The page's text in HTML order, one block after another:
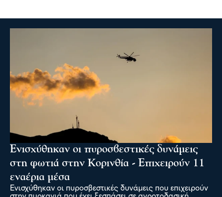
Ενισχύθηκαν οι πυροσβεστικές δυνάμεις
στη φωτιά στην Κορινθία - Επιχειρούν 11
εναέρια μέσα
Ενισχύθηκαν οι πυροσβεστικές δυνάμεις που επιχειρούν